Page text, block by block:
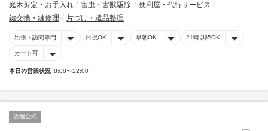
庭木剪定・お手入れ 害虫・害獣駆除
便利屋・代行サービス
鍵交換・鍵修理
片づけ・遺品整理
出張・訪問専門 日祝OK 早朝OK 21時以降OK
カード可
本日の営業状況 8:00〜22:00
店舗公式